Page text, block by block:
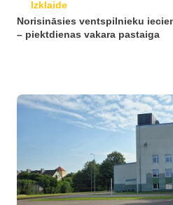
Izklaide
Norisināsies ventspilnieku
– piektdienas vakara pastaiga